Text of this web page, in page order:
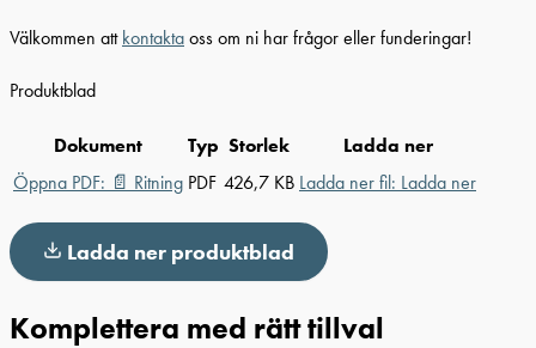
Välkommen attkontaktaoss om ni har frågor eller funderingar!
Produktblad
Dokument Typ Storlek
Ladda ner
Öppna PDF: 📄 Ritning PDF 426,7 KB Ladda ner fil: Ladda ner
Ladda ner produktblad
Komplettera med rätt tillval